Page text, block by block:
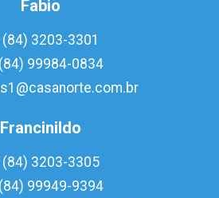
Fabio
(84) 3203-3301
(84) 99984-0834
Francinildo
(84) 3203-3305
(84) 99949-9394